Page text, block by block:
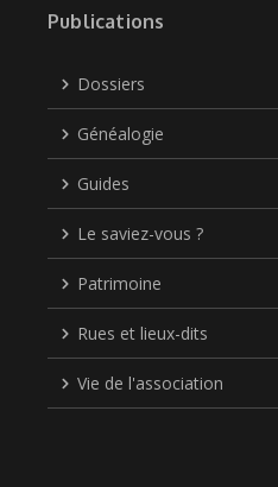
Publications
Dossiers
Généalogie
Guides
Le saviez-vous ?
Patrimoine
Rues et lieux-dits
Vie de l'association